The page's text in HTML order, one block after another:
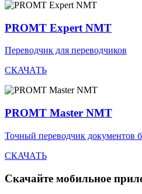
PROMT Expert NMT
Переводчик для переводчиков
СКАЧАТЬ
PROMT Master NMT
Точный переводчик документов
СКАЧАТЬ
Скачайте мобильное